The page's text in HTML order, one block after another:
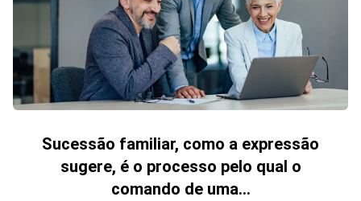
Sucessão familiar, como a expressão
sugere, é o processo pelo qual o
comando de uma...